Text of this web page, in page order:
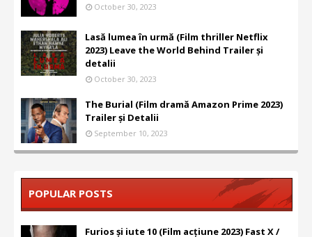
October 30, 2023
Lasă lumea în urmă (Film thriller Netflix
2023) Leave the World Behind Trailer și
detalii
October 30, 2023
The Burial (Film dramă Amazon Prime 2023)
Trailer și Detalii
September 10, 2023
POPULAR POSTS
Furios și iute 10 (Film acțiune 2023) Fast X /